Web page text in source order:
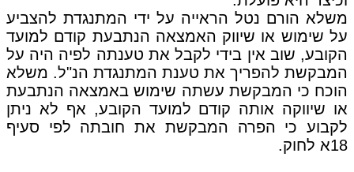
משלא הורם נטל הראייה על ידי המתנגדת להצביע
על שימוש או שיווק האמצאה הנתבעת קודם למועד
הקובע, שוב אין בידי לקבל את טענתה לפיה היה על
המבקשת להפריך את טענת המתנגדת הנ"ל. משלא
הוכח כי המבקשת עשתה שימוש באמצאה הנתבעת
או שיווקה אותה קודם למועד הקובע, אף לא ניתן
לקבוע כי הפרה המבקשת את חובתה לפי סעיף
18א לחוק.